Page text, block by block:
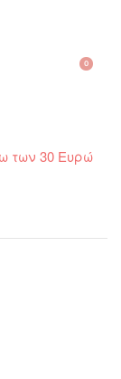
0
των 30 Ευρώ